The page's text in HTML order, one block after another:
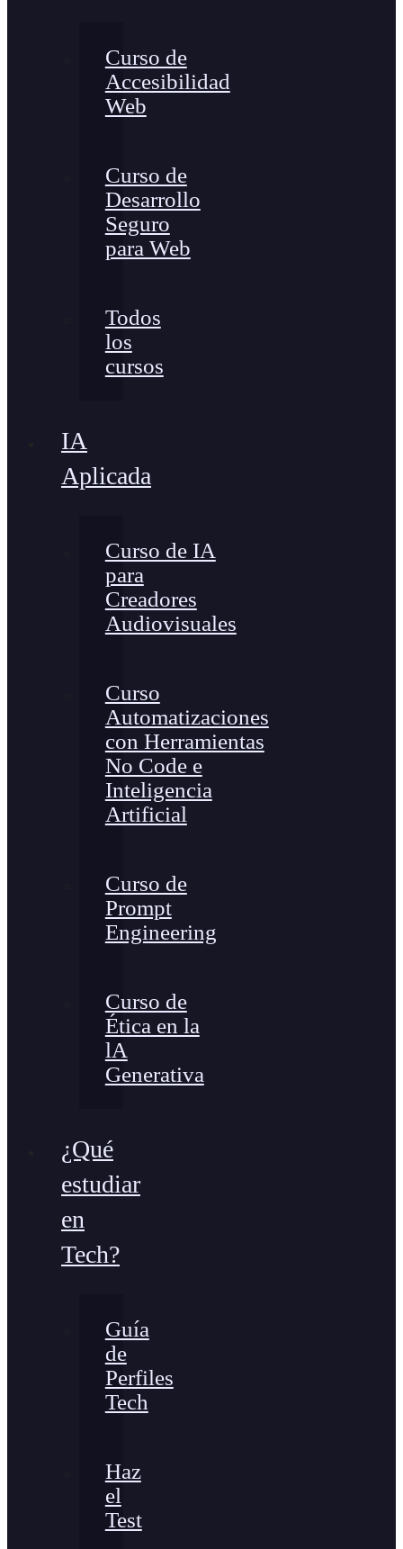
Curso de
Accesibilidad
Web
Curso de
Desarrollo
Seguro
para Web
Todos
los
cursos
IA
Aplicada
Curso de IA
para
Creadores
Audiovisuales
Curso
Automatizaciones
con Herramientas
No Code e
Inteligencia
Artificial
Curso de
Prompt
Engineering
Curso de
Ética en la
lA
Generativa
¿Qué
estudiar
en
Tech?
Guía
de
Perfiles
Tech
Haz
el
Test